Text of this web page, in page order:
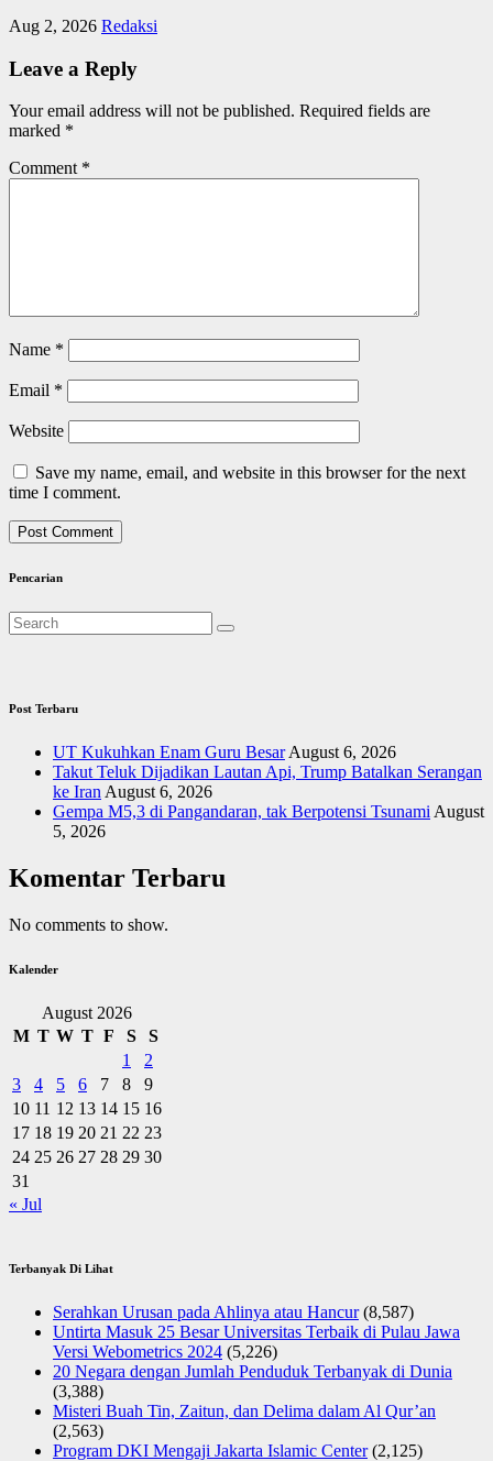
Aug 2, 2026 Redaksi
Leave a Reply
Your email address will not be published. Required fields are
marked *
Comment *
Name *
Email *
Website
Save my name, email, and website in this browser for the next
time I comment.
Pencarian
Post Terbaru
UT Kukuhkan Enam Guru Besar August 6, 2026
Takut Teluk Dijadikan Lautan Api, Trump Batalkan Serangan
ke Iran August 6, 2026
Gempa M5,3 di Pangandaran, tak Berpotensi Tsunami August
5, 2026
Komentar Terbaru
No comments to show.
Kalender
August 2026
M T W T F S
S
1
2
3
4 5 6 7 8
9
10 11 12 13 14 15 16
17 18 19 20 21 22 23
24 25 26 27 28 29 30
31
« Jul
Terbanyak Di Lihat
Serahkan Urusan pada Ahlinya atau Hancur (8,587)
Untirta Masuk 25 Besar Universitas Terbaik di Pulau Jawa
Versi Webometrics 2024 (5,226)
20 Negara dengan Jumlah Penduduk Terbanyak di Dunia
(3,388)
Misteri Buah Tin, Zaitun, dan Delima dalam Al Qur’an
(2,563)
Program DKI Mengaji Jakarta Islamic Center (2,125)